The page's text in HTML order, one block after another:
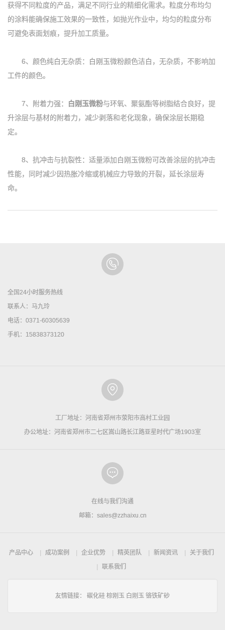
获得不同粒度的产品，满足不同行业的精细化需求。粒度分布均匀
的涂料能确保施工效果的一致性，如抛光作业中，均匀的粒度分布
可避免表面划痕，提升加工质量。
6、颜色纯白无杂质：白刚玉微粉颜色洁白，无杂质，不影响加
工件的颜色。
7、附着力强： 白刚玉微粉与环氧、聚氨酯等树脂结合良好，提
升涂层与基材的附着力，减少剥落和老化现象，确保涂层长期稳
定。
8、抗冲击与抗裂性：适量添加白刚玉微粉可改善涂层的抗冲击
性能，同时减少因热胀冷缩或机械应力导致的开裂，延长涂层寿
命。
全国24小时服务热线
联系人：马九玲
电话：0371-60305639
手机：15838373120
工厂地址：河南省郑州市荥阳市高村工业园
办公地址：河南省郑州市二七区嵩山路长江路亚星时代广场1903室
在线与我们沟通
邮箱：sales@zzhaixu.cn
产品中心 成功案例 企业优势 精英团队 新闻资讯
关于我们
联系我们
友情链接： 碳化硅 棕刚玉 白刚玉 铬铁矿砂